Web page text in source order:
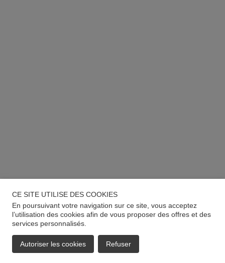
CE SITE UTILISE DES COOKIES
En poursuivant votre navigation sur ce site, vous acceptez
l’utilisation des cookies afin de vous proposer des offres et des
services personnalisés.
Autoriser les cookies Refuser